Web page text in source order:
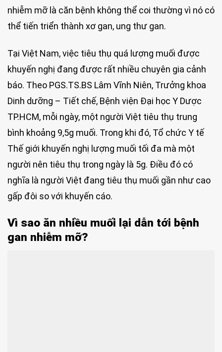
nhiễm mỡ là căn bệnh không thể coi thường vì nó có
thể tiến triển thành xơ gan, ung thư gan.
Tại Việt Nam, việc tiêu thụ quá lượng muối được
khuyến nghị đang được rất nhiều chuyên gia cảnh
báo. Theo PGS.TS.BS Lâm Vĩnh Niên, Trưởng khoa
Dinh dưỡng – Tiết chế, Bệnh viện Đại học Y Dược
TP.HCM, mỗi ngày, một người Việt tiêu thụ trung
bình khoảng 9,5g muối. Trong khi đó, Tổ chức Y tế
Thế giới khuyến nghị lượng muối tối đa mà một
người nên tiêu thụ trong ngày là 5g. Điều đó có
nghĩa là người Việt đang tiêu thụ muối gần như cao
gấp đôi so với khuyến cáo.
Vì sao ăn nhiều muối lại dẫn tới bệnh
gan nhiễm mỡ?